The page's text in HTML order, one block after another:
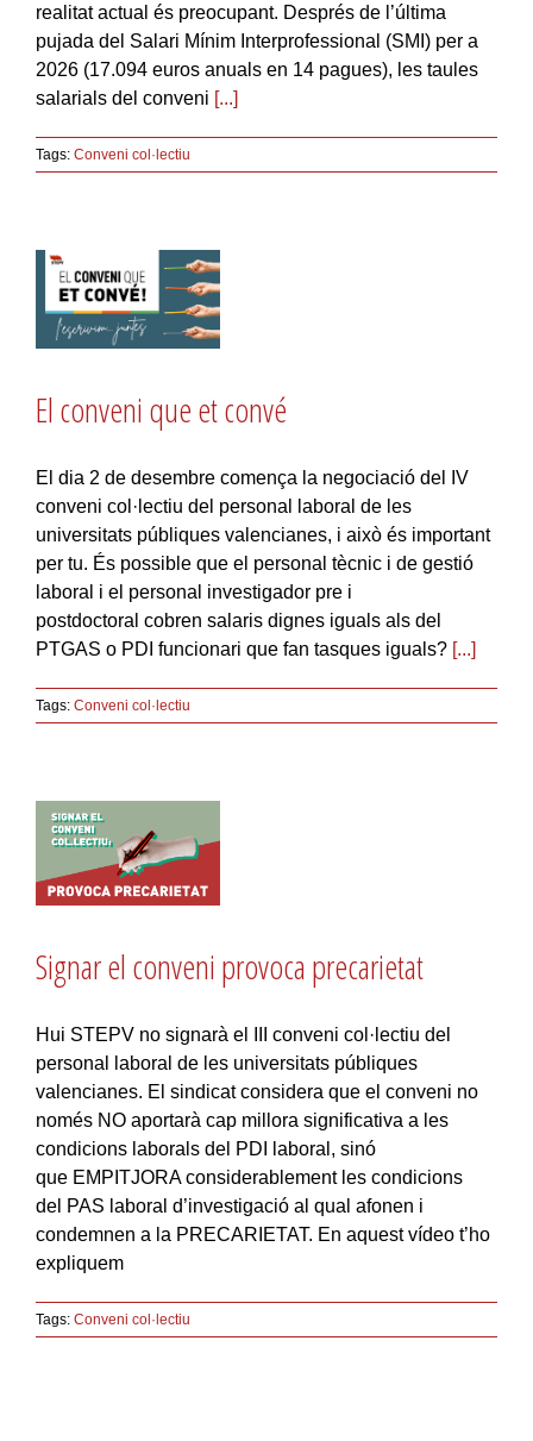
realitat actual és preocupant. Després de l’última
pujada del Salari Mínim Interprofessional (SMI) per a
2026 (17.094 euros anuals en 14 pagues), les taules
salarials del conveni [...]
Tags: Conveni col·lectiu
El conveni que et convé
El dia 2 de desembre comença la negociació del IV
conveni col·lectiu del personal laboral de les
universitats públiques valencianes, i això és important
per tu. És possible que el personal tècnic i de gestió
laboral i el personal investigador pre i
postdoctoral cobren salaris dignes iguals als del
PTGAS o PDI funcionari que fan tasques iguals? [...]
Tags: Conveni col·lectiu
Signar el conveni provoca precarietat
Hui STEPV no signarà el III conveni col·lectiu del
personal laboral de les universitats públiques
valencianes. El sindicat considera que el conveni no
només NO aportarà cap millora significativa a les
condicions laborals del PDI laboral, sinó
que EMPITJORA considerablement les condicions
del PAS laboral d’investigació al qual afonen i
condemnen a la PRECARIETAT. En aquest vídeo t’ho
expliquem
Tags: Conveni col·lectiu